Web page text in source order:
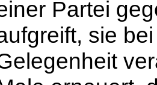
Partei
sie